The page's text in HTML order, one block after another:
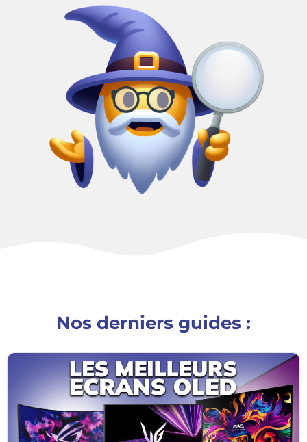
Nos derniers guides :